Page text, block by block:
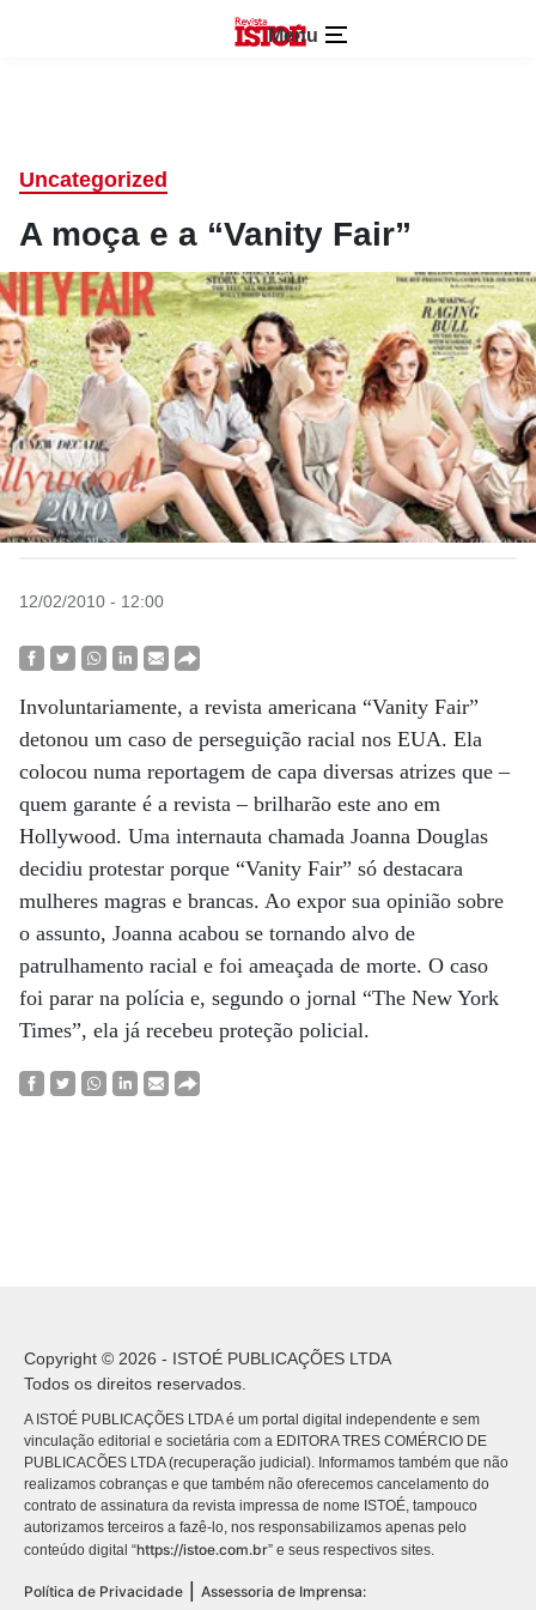
Menu
Uncategorized
A moça e a “Vanity Fair”
12/02/2010 - 12:00
Involuntariamente, a revista americana “Vanity Fair”
detonou um caso de perseguição racial nos EUA. Ela
colocou numa reportagem de capa diversas atrizes que –
quem garante é a revista – brilharão este ano em
Hollywood. Uma internauta chamada Joanna Douglas
decidiu protestar porque “Vanity Fair” só destacara
mulheres magras e brancas. Ao expor sua opinião sobre
o assunto, Joanna acabou se tornando alvo de
patrulhamento racial e foi ameaçada de morte. O caso
foi parar na polícia e, segundo o jornal “The New York
Times”, ela já recebeu proteção policial.
Copyright © 2026 - ISTOÉ PUBLICAÇÕES LTDA
Todos os direitos reservados.
A ISTOÉ PUBLICAÇÕES LTDA é um portal digital independente e sem
vinculação editorial e societária com a EDITORA TRES COMÉRCIO DE
PUBLICACÕES LTDA (recuperação judicial). Informamos também que não
realizamos cobranças e que também não oferecemos cancelamento do
contrato de assinatura da revista impressa de nome ISTOÉ, tampouco
autorizamos terceiros a fazê-lo, nos responsabilizamos apenas pelo
conteúdo digital “https://istoe.com.br” e seus respectivos sites.
Política de Privacidade Assessoria de Imprensa: